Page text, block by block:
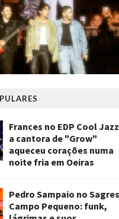
Frances no EDP Cool
a cantora de "Grow"
aqueceu corações numa
noite fria em Oeiras
Pedro Sampaio no Sagres
Campo Pequeno: funk,